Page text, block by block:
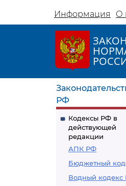
Информация О
РФ
Кодексы РФ в
действующей
редакции
АПК РФ
Бюджетный
Водный кодекс